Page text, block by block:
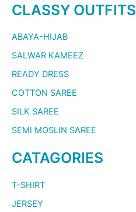
CLASSY OUTFITS
ABAYA-HIJAB
SALWAR KAMEEZ
READY DRESS
COTTON SAREE
SILK SAREE
SEMI MOSLIN SAREE
CATAGORIES
T-SHIRT
JERSEY